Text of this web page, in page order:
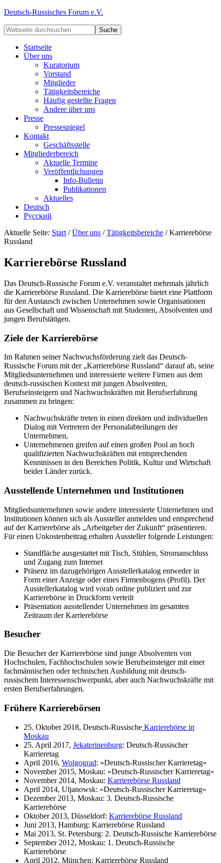
Deutsch-Russisches Forum e.V.
Startseite
Über uns
Kuratorium
Vorstand
Mitglieder
Tätigkeitsbereiche
Häufig gestellte Fragen
Andere über uns
Presse
Pressespiegel
Kontakt
Geschäftsstelle
Mitgliederbereich
Aktuelle Termine
Veröffentlichungen
Info-Bulletin
Publikationen
Aktuelles
Deutsch
Русский
Aktuelle Seite: Start / Über uns / Tätigkeitsbereiche /Karrierebörse
Russland
Karrierebörse Russland
Das Deutsch-Russische Forum e.V. veranstaltet mehrmals jährlich
die Karrierebörse Russland. Die Karrierebörse bietet eine Plattform
für den Austausch zwischen Unternehmen sowie Organisationen
aus Gesellschaft und Wissenschaft mit Studenten, Absolventen und
jungen Berufstätigen.
Ziele der Karrierebörse
Im Rahmen seiner Nachwuchsförderung zielt das Deutsch-
Russische Forum mit der „Karrierebörse Russland“ darauf ab, seine
Mitgliedsunternehmen und interessierte weitere Firmen aus dem
deutsch-russischen Kontext mit jungen Absolventen,
Berufseinsteigern und Nachwuchskräften mit Berufserfahrung
zusammen zu bringen:
Nachwuchskräfte treten in einen direkten und individuellen
Dialog mit Vertretern der Personalabteilungen der
Unternehmen,
Unternehmenen greifen auf einen großen Pool an hoch
qualifizierten Nachwuchskräften mit entsprechenden
Kenntnissen in den Bereichen Politik, Kultur und Wirtschaft
beider Länder zurück.
Ausstellende Unternehmen und Institutionen
Mitgliedsunternehmen sowie andere interessierte Unternehmen und
Institutionen können sich als Aussteller anmelden und entsprechend
auf der Karrierebörse als „Arbeitgeber der Zukunft“ präsentieren.
Für einen Unkostenbeitrag erhalten Aussteller folgende Leistungen:
Standfläche ausgestattet mit Tisch, Stühlen, Stromanschluss
und Zugang zum Internet
Präsenz im dazugehörigen Ausstellerkatalog entweder in
Form einer Anzeige oder eines Firmenbogens (Profil). Der
Ausstellerkatalog wird vorab online publiziert und zur
Karrierebörse in Druckform verteilt
Präsentation ausstellender Unternehmen im gesamten
Zeitraum der Karrierebörse
Besucher
Die Besucher der Karrierebörse sind junge Absolventen von
Hochschulen, Fachhochschulen sowie Berufseinsteiger mit einer
fachmännischen oder technischen Ausbildung mit deutsch-
russischem Interessenschwerpunkt, aber auch Nachwuchskräfte mit
ersten Berufserfahrungen.
Frühere Karrierebörsen
25. Oktober 2018, Deutsch-Russische Karrierebörse in
Moskau
25. April 2017, Jekaterinenburg: Deutsch-Russischer
Karrieretag
April 2016, Wolgograd: »Deutsch-Russischer Karrieretag«
November 2015, Moskau: »Deutsch-Russischer Karrieretag«
November 2014, Moskau: Karrierebörse Russland
April 2014, Uljanowsk: »Deutsch-Russischer Karrieretag«
Dezember 2013, Moskau: 3. Deutsch-Russische
Karrierebörse
Oktober 2013, Düsseldorf: Karrierebörse Russland
Juni 2013, Hamburg: Karrierebörse Russland
Mai 2013, St. Petersburg: 2. Deutsch-Russische Karrierebörse
September 2012, Moskau: 1. Deutsch-Russische
Karrierebörse
April 2012, München: Karrierebörse Russland